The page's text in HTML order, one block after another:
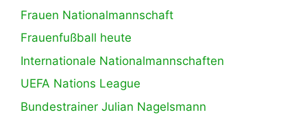
Frauen Nationalmannschaft
Frauenfußball heute
Internationale Nationalmannschaften
UEFA Nations League
Bundestrainer Julian Nagelsmann